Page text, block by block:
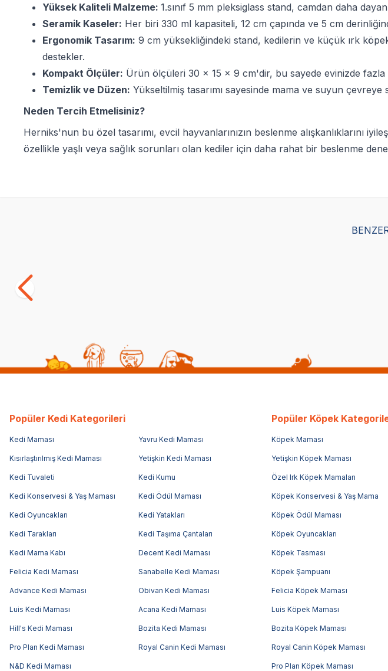
Yüksek Kaliteli Malzeme: 1.sınıf 5 mm pleksiglass stand, camdan daha
Seramik Kaseler: Her biri 330 ml kapasiteli, 12 cm çapında ve 5 cm
Ergonomik Tasarım: 9 cm yüksekliğindeki stand, kedilerin ve küçük ırk
destekler.
Kompakt Ölçüler: Ürün ölçüleri 30 x 15 x 9 cm'dir, bu sayede evinizde fazla
Temizlik ve Düzen: Yükseltilmiş tasarımı sayesinde mama ve suyun çevreye
Neden Tercih Etmelisiniz?
Herniks'nun bu özel tasarımı, evcil hayvanlarınızın beslenme alışkanlıklarını
özellikle yaşlı veya sağlık sorunları olan kediler için daha rahat bir beslenme
Popüler Kedi Kategorileri
Kedi Maması Yavru Kedi Maması
Kısırlaştırılmış Kedi Maması Yetişkin Kedi Maması
Kedi Tuvaleti Kedi Kumu
Kedi Konservesi & Yaş Maması Kedi Ödül Maması
Kedi Oyuncakları Kedi Yatakları
Kedi Tarakları Kedi Taşıma Çantaları
Kedi Mama Kabı Decent Kedi Maması
Felicia Kedi Maması Sanabelle Kedi Maması
Advance Kedi Maması Obivan Kedi Maması
Luis Kedi Maması Acana Kedi Maması
Hill's Kedi Maması Bozita Kedi Maması
Pro Plan Kedi Maması Royal Canin Kedi Maması
N&D Kedi Maması
Popüler Köpek
Köpek Maması
Yetişkin Köpek Maması
Özel Irk Köpek Mamaları
Köpek Konservesi & Yaş Mama
Köpek Ödül Maması
Köpek Oyuncakları
Köpek Tasması
Köpek Şampuanı
Felicia Köpek Maması
Luis Köpek Maması
Bozita Köpek Maması
Royal Canin Köpek Maması
Pro Plan Köpek Maması